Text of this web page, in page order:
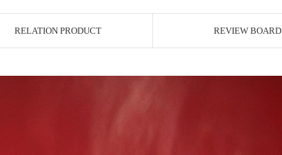
RELATION PRODUCT REVIEW BOARD